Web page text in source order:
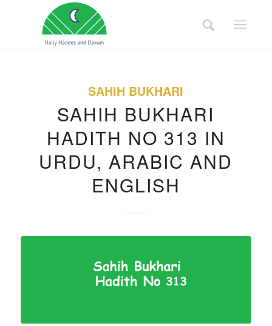
SAHIH BUKHARI
SAHIH BUKHARI
HADITH NO 313 IN
URDU, ARABIC AND
ENGLISH